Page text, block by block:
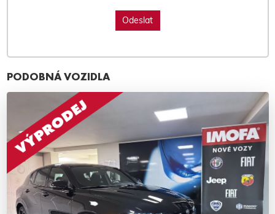
PODOBNÁ VOZIDLA